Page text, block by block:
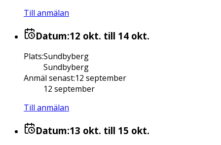
Till anmälan
Datum:12 okt. till 14 okt.
Plats:Sundbyberg
Sundbyberg
Anmäl senast:12 september
12 september
Till anmälan
Datum:13 okt. till 15 okt.